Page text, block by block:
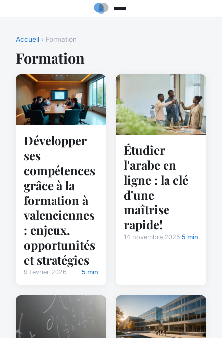
Accueil › Formation
Formation
Développer
ses
compétences
grâce à la
formation à
valenciennes
: enjeux,
opportunités
et stratégies
9 février 2026 5 min
Étudier
l'arabe en
ligne : la clé
d'une
maîtrise
rapide!
14 novembre 2025 5 min